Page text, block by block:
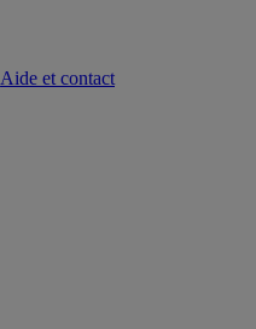
Aide et contact